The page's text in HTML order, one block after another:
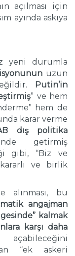
açılması için
ayında askıya
yeni durumla
uzun
Putin’in
” ve hem
hem de
karar verme
dış politika
getirmiş
gibi, “Biz ve
ve birlik
bu
angajman
kalmak
karşı daha
“ek askeri